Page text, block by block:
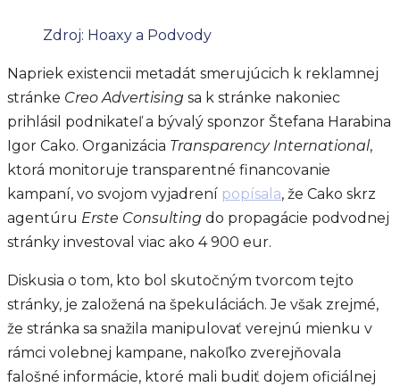
Zdroj: Hoaxy a Podvody
Napriek existencii metadát smerujúcich k reklamnej
stránke Creo Advertising sa k stránke nakoniec
prihlásil podnikateľ a bývalý sponzor Štefana Harabina
Igor Cako. Organizácia Transparency International,
ktorá monitoruje transparentné financovanie
kampaní, vo svojom vyjadrení popísala, že Cako skrz
agentúru Erste Consulting do propagácie podvodnej
stránky investoval viac ako 4 900 eur.
Diskusia o tom, kto bol skutočným tvorcom tejto
stránky, je založená na špekuláciách. Je však zrejmé,
že stránka sa snažila manipulovať verejnú mienku v
rámci volebnej kampane, nakoľko zverejňovala
falošné informácie, ktoré mali budiť dojem oficiálnej